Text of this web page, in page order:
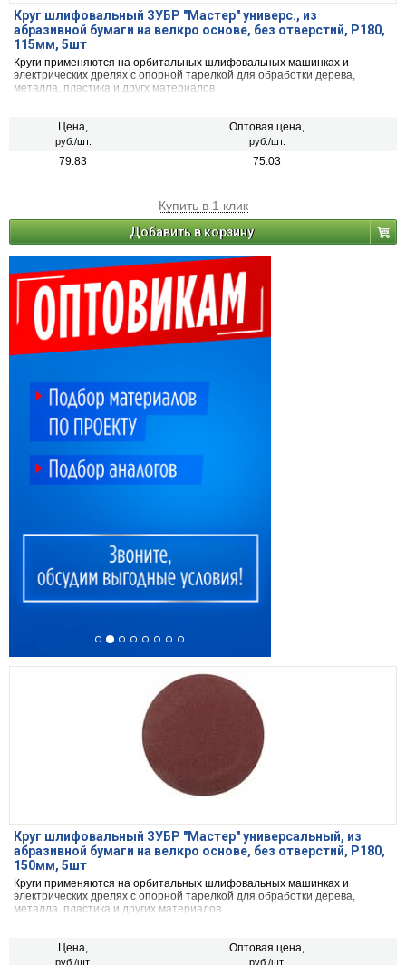
Круг шлифовальный ЗУБР "Мастер" универс., из
абразивной бумаги на велкро основе, без отверстий, Р180,
115мм, 5шт
Круги применяются на орбитальных шлифовальных машинках и
электрических дрелях с опорной тарелкой для обработки дерева,
металла, пластика и другх материалов
Цена,
руб./шт.
Оптовая цена,
руб./шт.
79.83 75.03
Купить в 1 клик
Добавить в корзину
Круг шлифовальный ЗУБР ″Мастер″ универсальный, из
абразивной бумаги на велкро основе, без отверстий, Р180,
150мм, 5шт
Круги применяются на орбитальных шлифовальных машинках и
электрических дрелях с опорной тарелкой для обработки дерева,
металла, пластика и других материалов
Цена,
руб./шт.
Оптовая цена,
руб./шт.